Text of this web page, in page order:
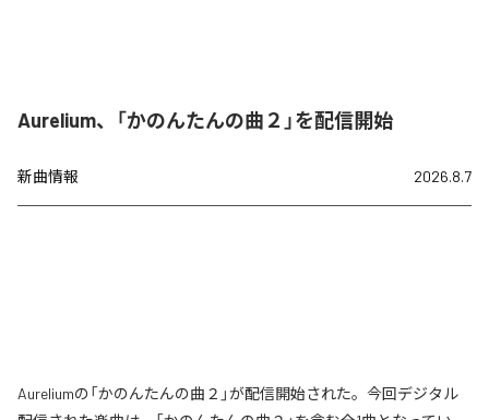
Aurelium、「かのんたんの曲２」を配信開始
新曲情報 2026.8.7
Aureliumの「かのんたんの曲２」が配信開始された。今回デジタル